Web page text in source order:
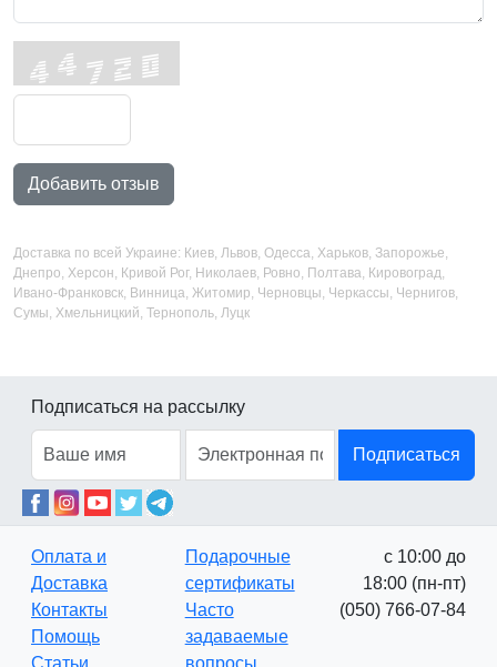
Добавить отзыв
Доставка по всей Украине: Киев, Львов, Одесса, Харьков, Запорожье,
Днепро, Херсон, Кривой Рог, Николаев, Ровно, Полтава, Кировоград,
Ивано-Франковск, Винница, Житомир, Черновцы, Черкассы, Чернигов,
Сумы, Хмельницкий, Тернополь, Луцк
Подписаться на рассылку
Подписаться
Оплата и
Доставка
Контакты
Помощь
Подарочные
сертификаты
Часто
задаваемые
с 10:00 до
18:00 (пн-пт)
(050) 766-07-84